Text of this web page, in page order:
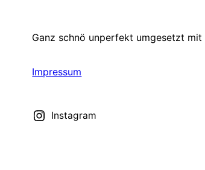
Ganz schnö unperfekt umgesetzt mit
Impressum
Instagram